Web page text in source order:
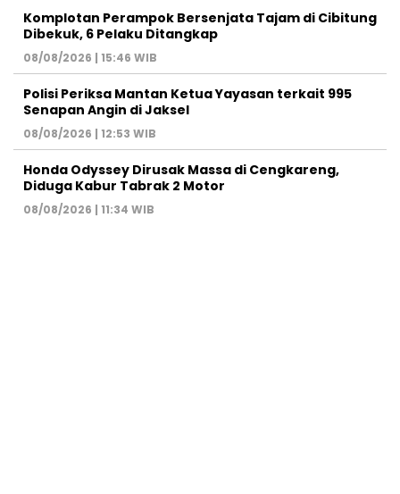
Komplotan Perampok Bersenjata Tajam di Cibitung
Dibekuk, 6 Pelaku Ditangkap
08/08/2026 | 15:46 WIB
Polisi Periksa Mantan Ketua Yayasan terkait 995
Senapan Angin di Jaksel
08/08/2026 | 12:53 WIB
Honda Odyssey Dirusak Massa di Cengkareng,
Diduga Kabur Tabrak 2 Motor
08/08/2026 | 11:34 WIB